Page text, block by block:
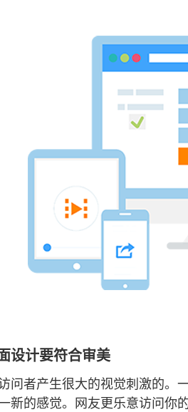
设计要符合审美
问者产生很大的视觉刺激的。
新的感觉。网友更乐意访问你